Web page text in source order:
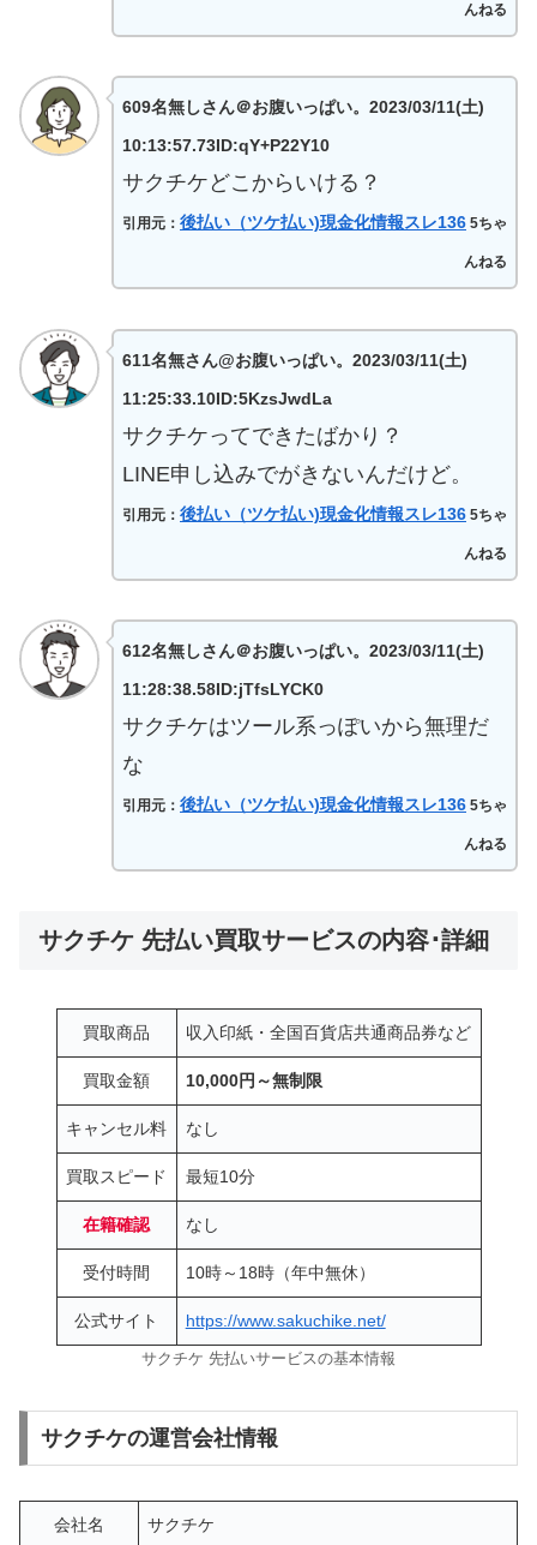
んねる
609名無しさん＠お腹いっぱい。2023/03/11(土)
10:13:57.73ID:qY+P22Y10
サクチケどこからいける？
引用元： 後払い（ツケ払い)現金化情報スレ136 5ちゃ
んねる
611名無さん@お腹いっぱい。2023/03/11(土)
11:25:33.10ID:5KzsJwdLa
サクチケってできたばかり？
LINE申し込みでがきないんだけど。
引用元： 後払い（ツケ払い)現金化情報スレ136 5ちゃ
んねる
612名無しさん＠お腹いっぱい。2023/03/11(土)
11:28:38.58ID:jTfsLYCK0
サクチケはツール系っぽいから無理だ
な
引用元： 後払い（ツケ払い)現金化情報スレ136 5ちゃ
んねる
サクチケ 先払い買取サービスの内容･詳細
買取商品 収入印紙・全国百貨店共通商品券など
買取金額 10,000円～無制限
キャンセル料 なし
買取スピード 最短10分
在籍確認 なし
受付時間 10時～18時（年中無休）
公式サイト https://www.sakuchike.net/
サクチケ 先払いサービスの基本情報
サクチケの運営会社情報
会社名 サクチケ